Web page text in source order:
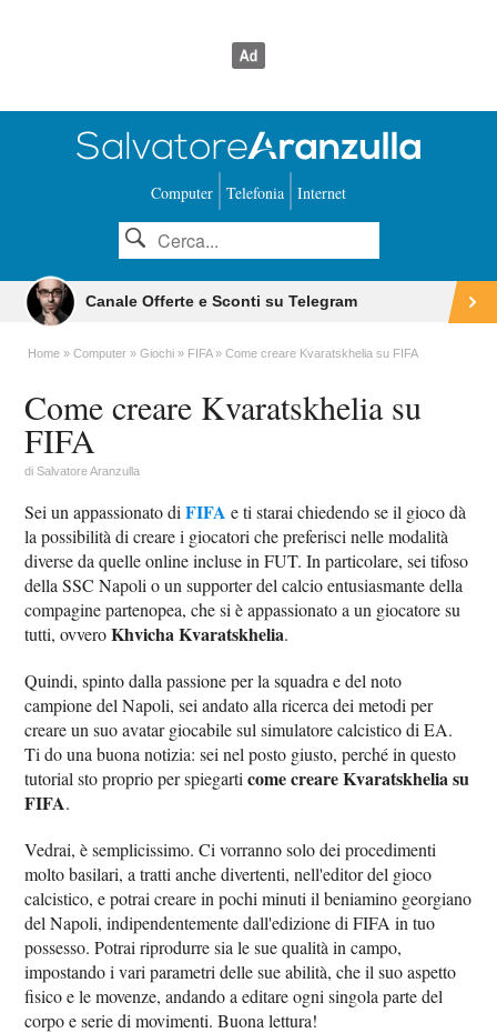
Computer Telefonia Internet
Canale Offerte e Sconti su Telegram
Home Computer Giochi FIFA Come creare Kvaratskhelia su FIFA
Come creare Kvaratskhelia su
FIFA
diSalvatore Aranzulla
Sei un appassionato diFIFA e ti starai chiedendo se il gioco dà
la possibilità di creare i giocatori che preferisci nelle modalità
diverse da quelle online incluse in FUT. In particolare, sei tifoso
della SSC Napoli o un supporter del calcio entusiasmante della
compagine partenopea, che si è appassionato a un giocatore su
tutti, ovveroKhvicha Kvaratskhelia.
Quindi, spinto dalla passione per la squadra e del noto
campione del Napoli, sei andato alla ricerca dei metodi per
creare un suo avatar giocabile sul simulatore calcistico di EA.
Ti do una buona notizia: sei nel posto giusto, perché in questo
tutorial sto proprio per spiegarticome creare Kvaratskhelia su
FIFA.
Vedrai, è semplicissimo. Ci vorranno solo dei procedimenti
molto basilari, a tratti anche divertenti, nell'editor del gioco
calcistico, e potrai creare in pochi minuti il beniamino georgiano
del Napoli, indipendentemente dall'edizione di FIFA in tuo
possesso. Potrai riprodurre sia le sue qualità in campo,
impostando i vari parametri delle sue abilità, che il suo aspetto
fisico e le movenze, andando a editare ogni singola parte del
corpo e serie di movimenti. Buona lettura!